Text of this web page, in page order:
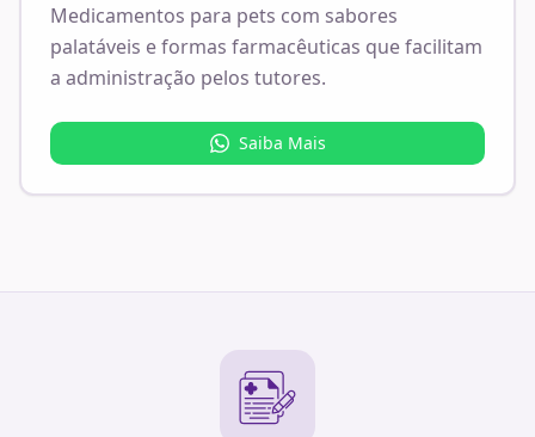
Medicamentos para pets com sabores
palatáveis e formas farmacêuticas que facilitam
a administração pelos tutores.
Saiba Mais